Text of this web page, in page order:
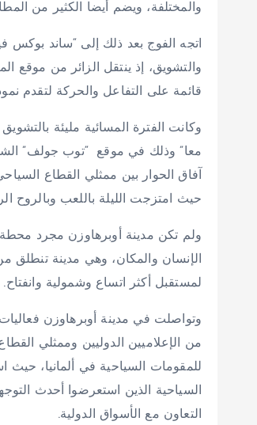
والمختلفة، ويضم أيضا الكثير من
اتجه الفوج بعد ذلك إلى “ساند بوكس
والتشويق، إذ ينتقل الزائر من موقع
قائمة على التفاعل والحركة لتقدم
وكانت الفترة المسائية مليئة
معا” وذلك في موقع “توب جولف”
آفاق الحوار بين ممثلي القطاع
حيث امتزجت الليلة باللعب وبالروح
ولم تكن مدينة أوبرهاوزن مجرد
الإنسان والمكان، وهي مدينة تنطلق من
لمستقبل أكثر اتساع وشمولية وانفتاح.
من الإعلاميين الدوليين وممثلي
للمقومات السياحية في ألمانيا، حيث
السياحية الذين استعرضوا أحدث
التعاون مع الأسواق الدولية.